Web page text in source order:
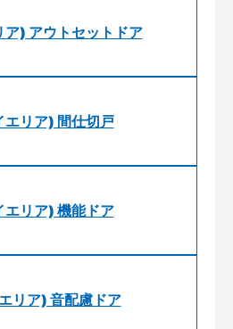
) アウトセットドア
リア) 間仕切戸
リア) 機能ドア
リア) 音配慮ドア